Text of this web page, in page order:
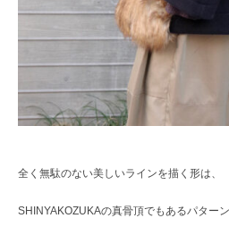
全く無駄のない美しいラインを描く形は、
SHINYAKOZUKAの真骨頂でもあるパター